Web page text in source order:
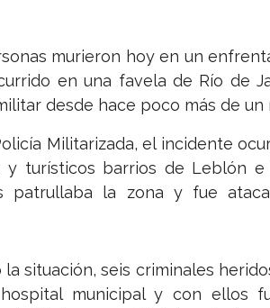
murieron hoy en un
en una favela de Río de
desde hace poco más de un
Militarizada, el incidente
y turísticos barrios de Leblón
patrullaba la zona y fue
la situación, seis criminales
municipal y con ellos